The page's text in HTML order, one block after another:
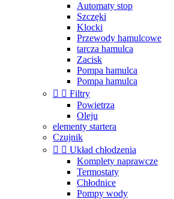
Automaty stop
Szczęki
Klocki
Przewody hamulcowe
tarcza hamulca
Zacisk
Pompa hamulca
Pompa hamulca
  Filtry
Powietrza
Oleju
elementy startera
Czujnik
  Układ chłodzenia
Komplety naprawcze
Termostaty
Chłodnice
Pompy wody